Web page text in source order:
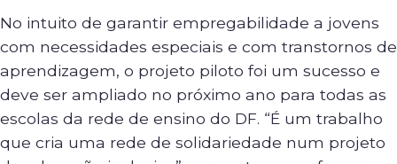
No intuito de garantir empregabilidade a jovens
com necessidades especiais e com transtornos de
aprendizagem, o projeto piloto foi um sucesso e
deve ser ampliado no próximo ano para todas as
escolas da rede de ensino do DF. “É um trabalho
que cria uma rede de solidariedade num projeto